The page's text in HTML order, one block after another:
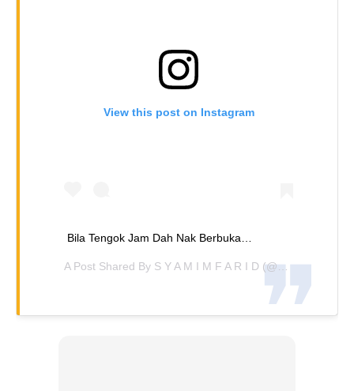
View this post on Instagram
Bila Tengok Jam Dah Nak Berbuka…
A Post Shared By S Y A M I M F A R I D (@syamimfarid) On